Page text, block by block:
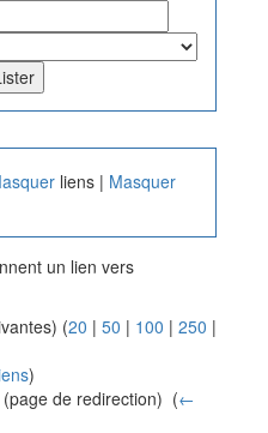
liens | Masquer
un lien vers
(20 | 50 | 100 | 250 |
)
(page de redirection) ‎ (←